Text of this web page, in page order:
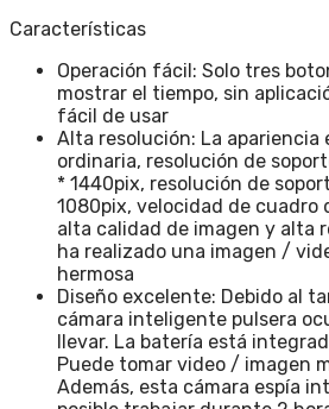
Características
Operación fácil: Solo tres
mostrar el tiempo, sin
fácil de usar
Alta resolución: La
ordinaria, resolución de
* 1440pix, resolución de
1080pix, velocidad de cuadro
alta calidad de imagen y alta
ha realizado una imagen /
hermosa
Diseño excelente: Debido al
cámara inteligente pulsera
llevar. La batería está
Puede tomar video / imagen
Además, esta cámara espía